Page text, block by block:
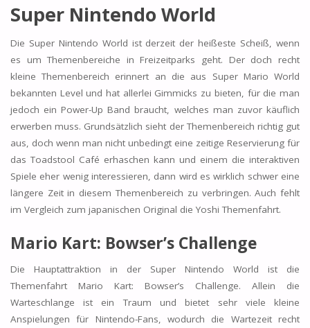
Super Nintendo World
Die Super Nintendo World ist derzeit der heißeste Scheiß, wenn
es um Themenbereiche in Freizeitparks geht. Der doch recht
kleine Themenbereich erinnert an die aus Super Mario World
bekannten Level und hat allerlei Gimmicks zu bieten, für die man
jedoch ein Power-Up Band braucht, welches man zuvor käuflich
erwerben muss. Grundsätzlich sieht der Themenbereich richtig gut
aus, doch wenn man nicht unbedingt eine zeitige Reservierung für
das Toadstool Café erhaschen kann und einem die interaktiven
Spiele eher wenig interessieren, dann wird es wirklich schwer eine
längere Zeit in diesem Themenbereich zu verbringen. Auch fehlt
im Vergleich zum japanischen Original die Yoshi Themenfahrt.
Mario Kart: Bowser’s Challenge
Die Hauptattraktion in der Super Nintendo World ist die
Themenfahrt Mario Kart: Bowser’s Challenge. Allein die
Warteschlange ist ein Traum und bietet sehr viele kleine
Anspielungen für Nintendo-Fans, wodurch die Wartezeit recht